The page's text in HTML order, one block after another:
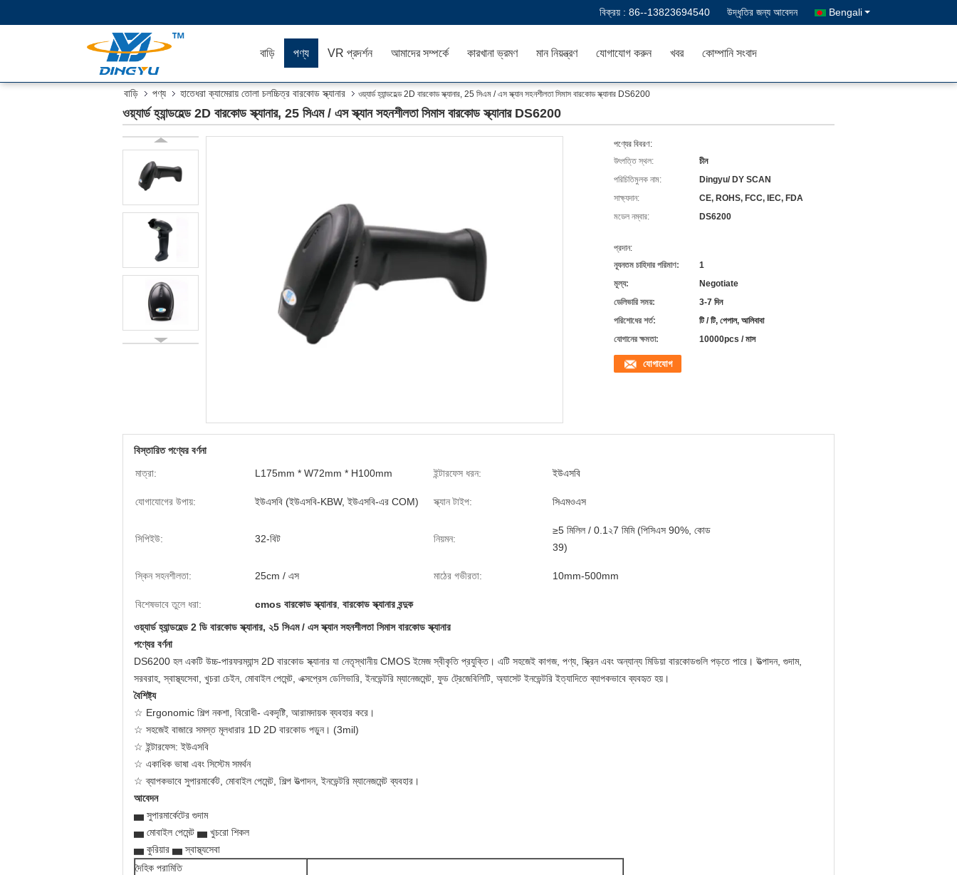
বিক্রয় : 86--13823694540 উদ্ধৃতির জন্য আবেদন Bengali
বাড়ি পণ্য VR প্রদর্শন আমাদের সম্পর্কে কারখানা ভ্রমণ মান নিয়ন্ত্রণ যোগাযোগ করুন খবর কোম্পানি সংবাদ
বাড়ি পণ্য হাতেধরা ক্যামেরায় তোলা চলচ্চিত্র বারকোড স্ক্যানার ওয়্যার্ড হ্যান্ডহেল্ড 2D বারকোড স্ক্যানার, 25 সিএম / এস স্ক্যান সহনশীলতা সিমাস বারকোড স্ক্যানার DS6200
ওয়্যার্ড হ্যান্ডহেল্ড 2D বারকোড স্ক্যানার, 25 সিএম / এস স্ক্যান সহনশীলতা সিমাস বারকোড স্ক্যানার DS6200
পণ্যের বিবরণ:
উৎপত্তি স্থল:
চীন
পরিচিতিমুলক নাম:
Dingyu/ DY SCAN
সাক্ষ্যদান:
CE, ROHS, FCC, IEC, FDA
মডেল নম্বার:
DS6200
প্রদান:
ন্যূনতম চাহিদার পরিমাণ:
1
মূল্য:
Negotiate
ডেলিভারি সময়:
3-7 দিন
পরিশোধের শর্ত:
টি / টি, পেপাল, আলিবাবা
যোগানের ক্ষমতা:
10000pcs / মাস
যোগাযোগ
বিস্তারিত পণ্যের বর্ণনা
মাত্রা:
L175mm * W72mm * H100mm ইন্টারফেস ধরন: ইউএসবি
যোগাযোগের উপায়: ইউএসবি (ইউএসবি-KBW, ইউএসবি-এর COM) স্ক্যান টাইপ: সিএমওএস
সিপিইউ: 32-বিট নিয়মন:
≥5 মিলিল / 0.1২7 মিমি (পিসিএস 90%, কোড
39)
স্কিন সহনশীলতা: 25cm / এস মাঠের গভীরতা: 10mm-500mm
বিশেষভাবে তুলে ধরা: cmos বারকোড স্ক্যানার বারকোড স্ক্যানার বন্দুক
ওয়্যার্ড হ্যান্ডহেল্ড 2 ডি বারকোড স্ক্যানার, ২5 সিএম / এস স্ক্যান সহনশীলতা সিমাস বারকোড স্ক্যানার
পণ্যের বর্ণনা
DS6200 হল একটি উচ্চ-পারফরম্যান্স 2D বারকোড স্ক্যানার যা নেতৃস্থানীয় CMOS ইমেজ স্বীকৃতি প্রযুক্তি। এটি সহজেই কাগজ, পণ্য, স্ক্রিন এবং অন্যান্য মিডিয়া বারকোডগুলি পড়তে পারে। উত্পাদন, গুদাম,
সরবরাহ, স্বাস্থ্যসেবা, খুচরা চেইন, মোবাইল পেমেন্ট, এক্সপ্রেস ডেলিভারি, ইনভেন্টরি ম্যানেজমেন্ট, ফুড ট্রেজেবিলিটি, অ্যাসেট ইনভেন্টরি ইত্যাদিতে ব্যাপকভাবে ব্যবহৃত হয়।
বৈশিষ্ট্য
☆ Ergonomic শিল্প নকশা, বিরোধী- একদৃষ্টি, আরামদায়ক ব্যবহার করে।
☆ সহজেই বাজারে সমস্ত মূলধারার 1D 2D বারকোড পড়ুন। (3mil)
☆ ইন্টারফেস: ইউএসবি
☆ একাধিক ভাষা এবং সিস্টেম সমর্থন
☆ ব্যাপকভাবে সুপারমার্কেট, মোবাইল পেমেন্ট, শিল্প উত্পাদন, ইনভেন্টরি ম্যানেজমেন্ট ব্যবহার।
আবেদন
▅ সুপারমার্কেটের গুদাম
▅ মোবাইল পেমেন্ট ▅ খুচরো শিকল
▅ কুরিয়ার ▅ স্বাস্থ্যসেবা
দৈহিক পরামিতি